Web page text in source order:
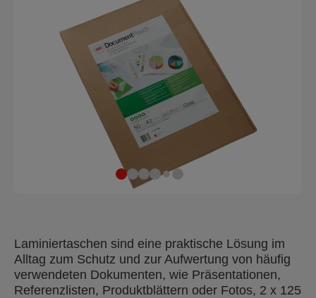
Laminiertaschen sind eine praktische Lösung im
Alltag zum Schutz und zur Aufwertung von häufig
verwendeten Dokumenten, wie Präsentationen,
Referenzlisten, Produktblättern oder Fotos, 2 x 125